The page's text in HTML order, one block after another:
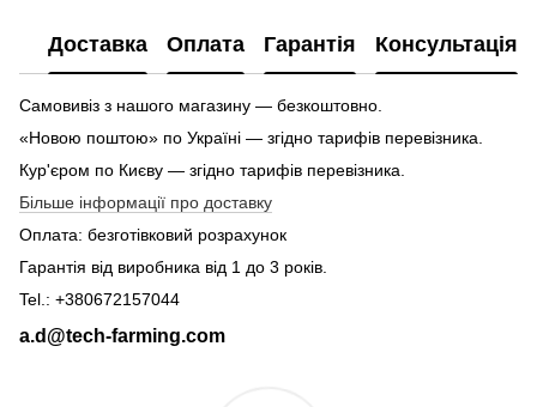
Доставка Оплата Гарантія Консультація
Самовивіз з нашого магазину — безкоштовно.
«Новою поштою» по Україні — згідно тарифів перевізника.
Кур'єром по Києву — згідно тарифів перевізника.
Більше інформації про доставку
Оплата: безготівковий розрахунок
Гарантія від виробника від 1 до 3 років.
Tel.: +380672157044
a.d@tech-farming.com